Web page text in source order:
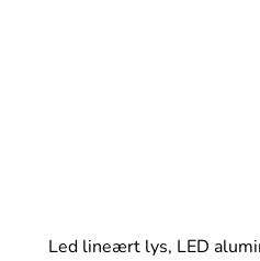
Led lineært lys, LED